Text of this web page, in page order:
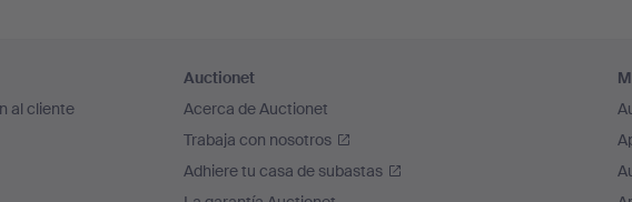
al cliente
Auctionet
Acerca de Auctionet
Trabaja con nosotros
Adhiere tu casa de subastas